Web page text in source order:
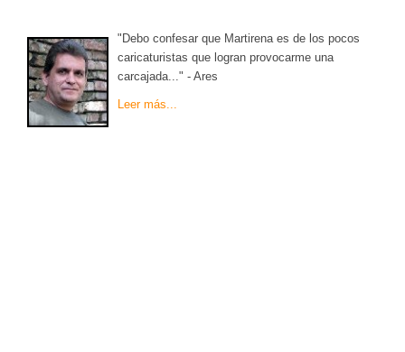
"Debo confesar que Martirena es de los pocos
caricaturistas que logran provocarme una
carcajada..." - Ares
Leer más...